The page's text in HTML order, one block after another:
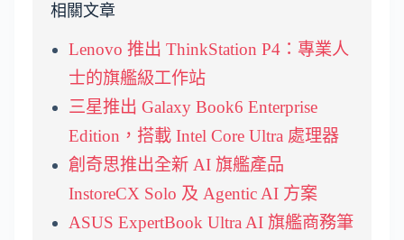
相關文章
Lenovo 推出 ThinkStation P4：專業人
士的旗艦級工作站
三星推出 Galaxy Book6 Enterprise
Edition，搭載 Intel Core Ultra 處理器
創奇思推出全新 AI 旗艦產品
InstoreCX Solo 及 Agentic AI 方案
ASUS ExpertBook Ultra AI 旗艦商務筆